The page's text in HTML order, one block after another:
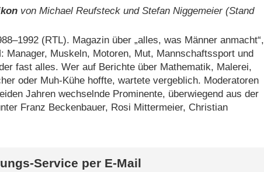
von Michael Reufsteck und Stefan Niggemeier (Stand
(RTL). Magazin über „alles, was Männer anmacht“,
Manager, Muskeln, Motoren, Mut, Mannschaftssport und
fast alles. Wer auf Berichte über Mathematik, Malerei,
oder Muh-Kühe hoffte, wartete vergeblich. Moderatoren
Jahren wechselnde Prominente, überwiegend aus der
Franz Beckenbauer, Rosi Mittermeier, Christian
Service per E-Mail